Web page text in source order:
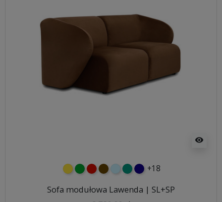
visibility
żółtyzielonyczerwony
czekoladowy
błękitnyturkusowy
granatowy
+18
Sofa modułowa Lawenda | SL+SP